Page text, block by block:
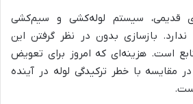
قدیمی، سیستم لوله‌کشی و سیم‌کشی
ندارد. بازسازی بدون در نظر گرفتن این
است. هزینه‌ای که امروز برای تعویض
مقایسه با خطر ترکیدگی لوله در آینده